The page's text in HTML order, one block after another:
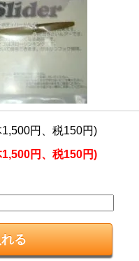
円、税150円)
円、税150円)